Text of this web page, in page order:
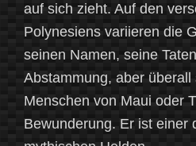
auf sich zieht. Auf den
Polynesiens variieren die
seinen Namen, seine
Abstammung, aber überall
Menschen von Maui oder
Bewunderung. Er ist einer